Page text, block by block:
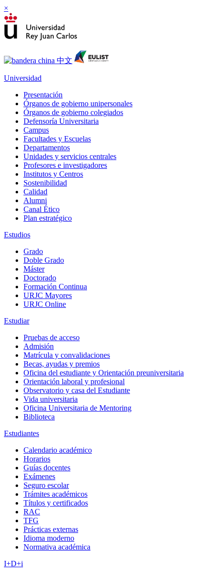
×
Universidad
Presentación
Órganos de gobierno unipersonales
Órganos de gobierno colegiados
Defensoría Universitaria
Campus
Facultades y Escuelas
Departamentos
Unidades y servicios centrales
Profesores e investigadores
Institutos y Centros
Sostenibilidad
Calidad
Alumni
Canal Ético
Plan estratégico
Estudios
Grado
Doble Grado
Máster
Doctorado
Formación Continua
URJC Mayores
URJC Online
Estudiar
Pruebas de acceso
Admisión
Matrícula y convalidaciones
Becas, ayudas y premios
Oficina del estudiante y Orientación preuniversitaria
Orientación laboral y profesional
Observatorio y casa del Estudiante
Vida universitaria
Oficina Universitaria de Mentoring
Biblioteca
Estudiantes
Calendario académico
Horarios
Guías docentes
Exámenes
Seguro escolar
Trámites académicos
Títulos y certificados
RAC
TFG
Prácticas externas
Idioma moderno
Normativa académica
I+D+i